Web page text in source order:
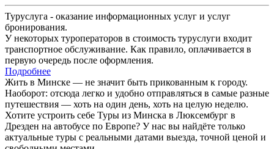
Туруслуга - оказание информационных услуг и услуг
бронирования.
У некоторых туроператоров в стоимость туруслуги входит
транспортное обслуживание. Как правило, оплачивается в
первую очередь после оформления.
Подробнее
Жить в Минске — не значит быть прикованным к городу.
Наоборот: отсюда легко и удобно отправляться в самые разные
путешествия — хоть на один день, хоть на целую неделю.
Хотите устроить себе Туры из Минска в Люксембург в
Дрезден на автобусе по Европе? У нас вы найдёте только
актуальные туры с реальными датами выезда, точной ценой и